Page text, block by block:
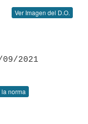
Ver Imagen del D.O.
2021
norma